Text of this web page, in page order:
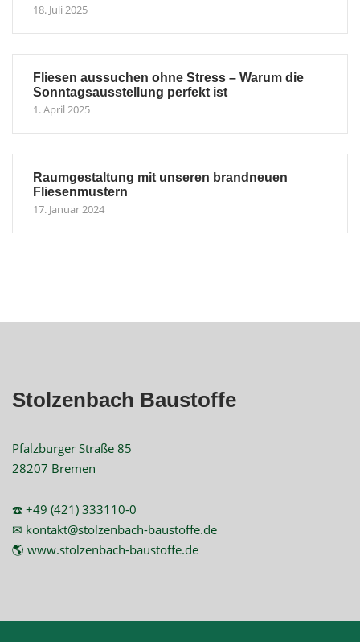
18. Juli 2025
Fliesen aussuchen ohne Stress – Warum die
Sonntagsausstellung perfekt ist
1. April 2025
Raumgestaltung mit unseren brandneuen
Fliesenmustern
17. Januar 2024
Stolzenbach Baustoffe
Pfalzburger Straße 85
28207 Bremen
☎️ +49 (421) 333110-0
✉ kontakt@stolzenbach-baustoffe.de
🌎 www.stolzenbach-baustoffe.de